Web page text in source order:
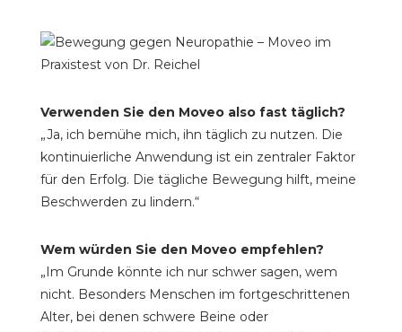
Verwenden Sie den Moveo also fast täglich?
„Ja, ich bemühe mich, ihn täglich zu nutzen. Die
kontinuierliche Anwendung ist ein zentraler Faktor
für den Erfolg. Die tägliche Bewegung hilft, meine
Beschwerden zu lindern.“
Wem würden Sie den Moveo empfehlen?
„Im Grunde könnte ich nur schwer sagen, wem
nicht. Besonders Menschen im fortgeschrittenen
Alter, bei denen schwere Beine oder